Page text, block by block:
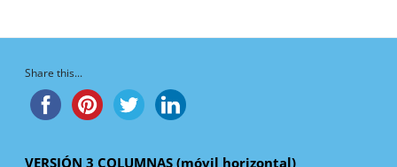
Share this...
VERSIÓN 3 COLUMNAS (móvil horizontal)